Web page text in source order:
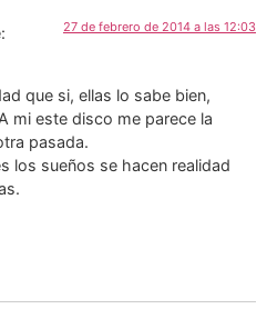
27 de febrero de 2014 a las 12:03
que si, ellas lo sabe bien,
mi este disco me parece la
pasada.
los sueños se hacen realidad